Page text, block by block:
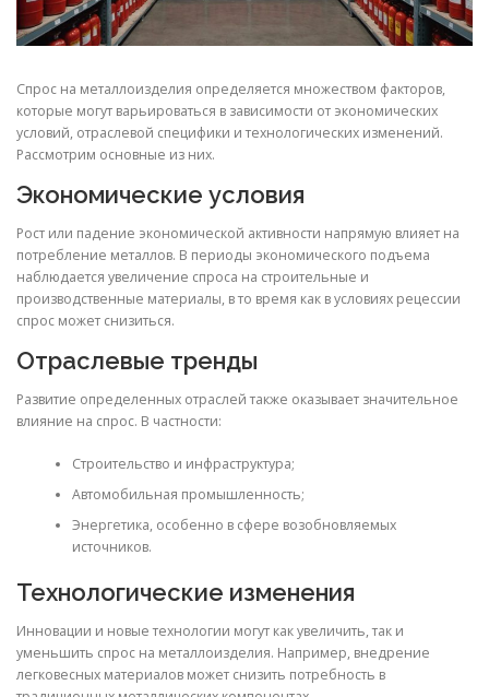
Спрос на металлоизделия определяется множеством факторов,
которые могут варьироваться в зависимости от экономических
условий, отраслевой специфики и технологических изменений.
Рассмотрим основные из них.
Экономические условия
Рост или падение экономической активности напрямую влияет на
потребление металлов. В периоды экономического подъема
наблюдается увеличение спроса на строительные и
производственные материалы, в то время как в условиях рецессии
спрос может снизиться.
Отраслевые тренды
Развитие определенных отраслей также оказывает значительное
влияние на спрос. В частности:
Строительство и инфраструктура;
Автомобильная промышленность;
Энергетика, особенно в сфере возобновляемых
источников.
Технологические изменения
Инновации и новые технологии могут как увеличить, так и
уменьшить спрос на металлоизделия. Например, внедрение
легковесных материалов может снизить потребность в